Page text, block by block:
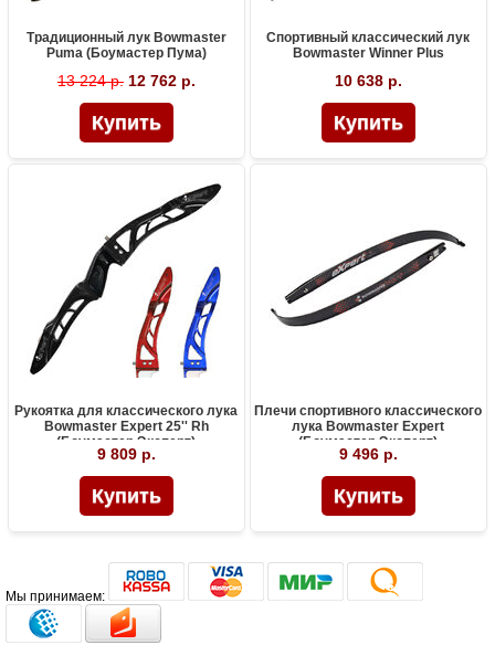
Традиционный лук Bowmaster
Puma (Боумастер Пума)
13 224 р. 12 762 р.
Спортивный классический лук
Bowmaster Winner Plus
10 638 р.
Рукоятка для классического лука
Bowmaster Expert 25'' Rh
(Боумастер Эксперт)
9 809 р.
Плечи спортивного классического
лука Bowmaster Expert
(Боумастер Эксперт)
9 496 р.
Мы принимаем: